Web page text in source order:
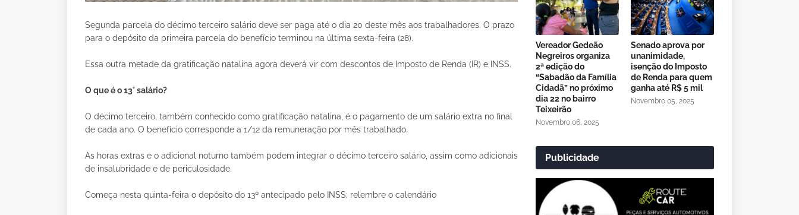
Segunda parcela do décimo terceiro salário deve ser paga até o dia 20 deste mês aos trabalhadores. O prazo
para o depósito da primeira parcela do benefício terminou na última sexta-feira (28).
Essa outra metade da gratificação natalina agora deverá vir com descontos de Imposto de Renda (IR) e INSS.
O que é o 13° salário?
O décimo terceiro, também conhecido como gratificação natalina, é o pagamento de um salário extra no final
de cada ano. O benefício corresponde a 1/12 da remuneração por mês trabalhado.
As horas extras e o adicional noturno também podem integrar o décimo terceiro salário, assim como adicionais
de insalubridade e de periculosidade.
Começa nesta quinta-feira o depósito do 13º antecipado pelo INSS; relembre o calendário
Vereador Gedeão
Negreiros organiza
2ª edição do
“Sabadão da Família
Cidadã” no próximo
dia 22 no bairro
Teixeirão
Novembro 06, 2025
Senado aprova por
unanimidade,
isenção do Imposto
de Renda para quem
ganha até R$ 5 mil
Novembro 05, 2025
Publicidade